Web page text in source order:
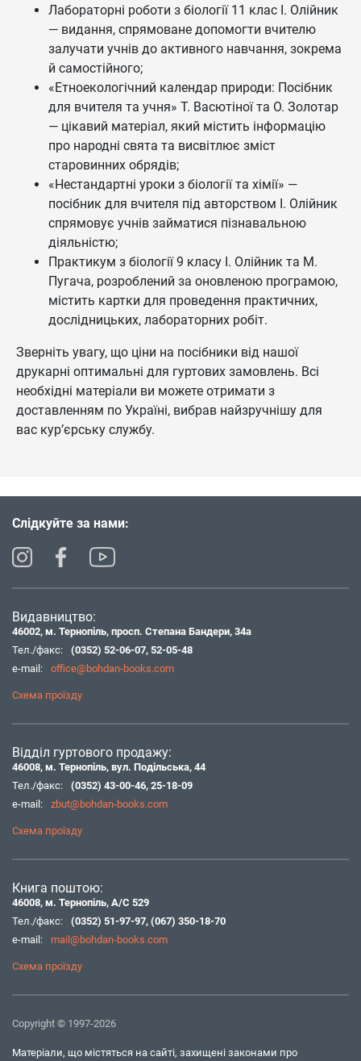
Лабораторні роботи з біології 11 клас І. Олійник
— видання, спрямоване допомогти вчителю
залучати учнів до активного навчання, зокрема
й самостійного;
«Етноекологічний календар природи: Посібник
для вчителя та учня» Т. Васютіної та О. Золотар
— цікавий матеріал, який містить інформацію
про народні свята та висвітлює зміст
старовинних обрядів;
«Нестандартні уроки з біології та хімії» —
посібник для вчителя під авторством І. Олійник
спрямовує учнів займатися пізнавальною
діяльністю;
Практикум з біології 9 класу І. Олійник та М.
Пугача, розроблений за оновленою програмою,
містить картки для проведення практичних,
дослідницьких, лабораторних робіт.
Зверніть увагу, що ціни на посібники від нашої
друкарні оптимальні для гуртових замовлень. Всі
необхідні матеріали ви можете отримати з
доставленням по Україні, вибрав найзручнішу для
вас кур’єрську службу.
Слідкуйте за нами:
Видавництво:
46002, м. Тернопіль, просп. Степана Бандери, 34а
Тел./факс:
(0352) 52-06-07, 52-05-48
e-mail:
office@bohdan-books.com
Схема проїзду
Відділ гуртового продажу:
46008, м. Тернопіль, вул. Подільська, 44
Тел./факс:
(0352) 43-00-46, 25-18-09
e-mail:
zbut@bohdan-books.com
Схема проїзду
Книга поштою:
46008, м. Тернопіль, А/С 529
Тел./факс:
(0352) 51-97-97, (067) 350-18-70
e-mail:
mail@bohdan-books.com
Схема проїзду
Copyright © 1997-2026
Матеріали, що містяться на сайті, захищені законами про